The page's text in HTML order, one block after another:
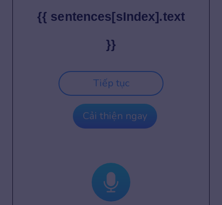
{{ sentences[sIndex].text
}}
Tiếp tục
Cải thiện ngay